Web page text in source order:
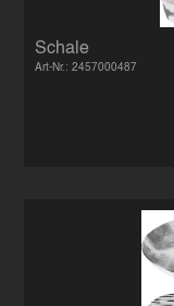
Schale
Art-Nr.: 2457000487